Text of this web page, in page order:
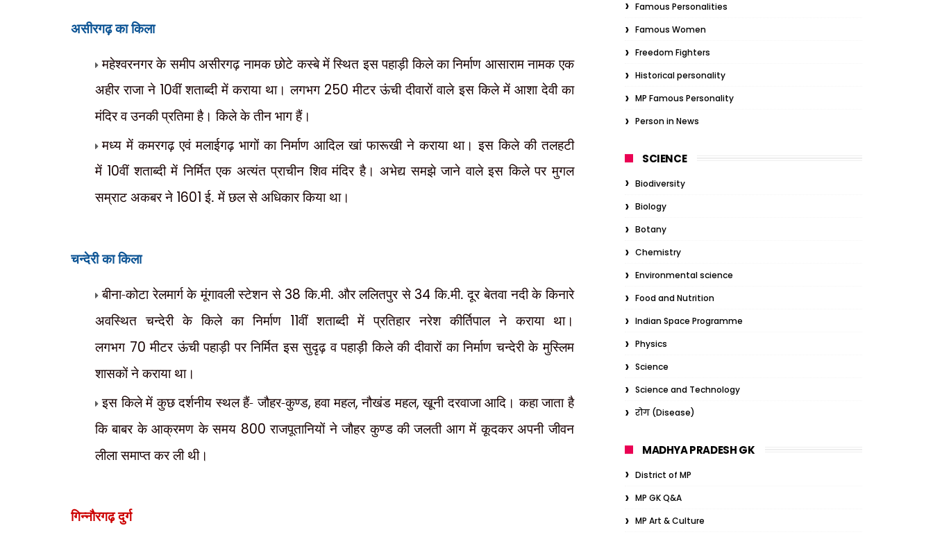
असीरगढ़ का किला
महेश्वरनगर के समीप असीरगढ़ नामक छोटे कस्बे में स्थित इस पहाड़ी किले का निर्माण आसाराम नामक एक
अहीर राजा ने 10वीं शताब्दी में कराया था। लगभग 250 मीटर ऊंची दीवारों वाले इस किले में आशा देवी का
मंदिर व उनकी प्रतिमा है। किले के तीन भाग हैं।
मध्य में कमरगढ़ एवं मलाईगढ़ भागों का निर्माण आदिल खां फारूखी ने कराया था। इस किले की तलहटी
में 10वीं शताब्दी में निर्मित एक अत्यंत प्राचीन शिव मंदिर है। अभेद्य समझे जाने वाले इस किले पर मुगल
सम्राट अकबर ने 1601 ई. में छल से अधिकार किया था।
चन्देरी का किला
बीना-कोटा रेलमार्ग के मूंगावली स्टेशन से 38 कि.मी. और ललितपुर से 34 कि.मी. दूर बेतवा नदी के किनारे
अवस्थित चन्देरी के किले का निर्माण 11वीं शताब्दी में प्रतिहार नरेश कीर्तिपाल ने कराया था।
लगभग 70 मीटर ऊंची पहाड़ी पर निर्मित इस सुदृढ़ व पहाड़ी किले की दीवारों का निर्माण चन्देरी के मुस्लिम
शासकों ने कराया था।
इस किले में कुछ दर्शनीय स्थल हैं- जौहर-कुण्ड,हवा महल,नौखंड महल,खूनी दरवाजा आदि। कहा जाता है
कि बाबर के आक्रमण के समय 800 राजपूतानियों ने जौहर कुण्ड की जलती आग में कूदकर अपनी जीवन
लीला समाप्त कर ली थी।
गिन्नौरगढ़ दुर्ग
Famous Personalities
Famous Women
Freedom Fighters
Historical personality
MP Famous Personality
Person in News
SCIENCE
Biodiversity
Biology
Botany
Chemistry
Environmental science
Food and Nutrition
Indian Space Programme
Physics
Science
Science and Technology
रोग (Disease)
MADHYA PRADESH GK
District of MP
MP GK Q&A
MP Art & Culture